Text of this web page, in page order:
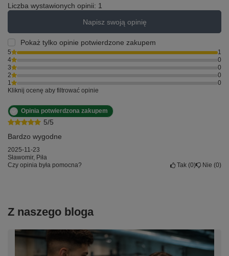
Liczba wystawionych opinii: 1
Napisz swoją opinię
Pokaż tylko opinie potwierdzone zakupem
5
1
4
0
3
0
2
0
1
0
Kliknij ocenę aby filtrować opinie
5/5
Opinia potwierdzona zakupem
Bardzo wygodne
2025-11-23
Sławomir, Piła
Czy opinia była pomocna?
Tak 0 Nie 0
Z naszego bloga